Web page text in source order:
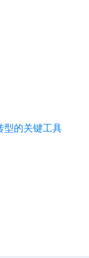
型的关键工具